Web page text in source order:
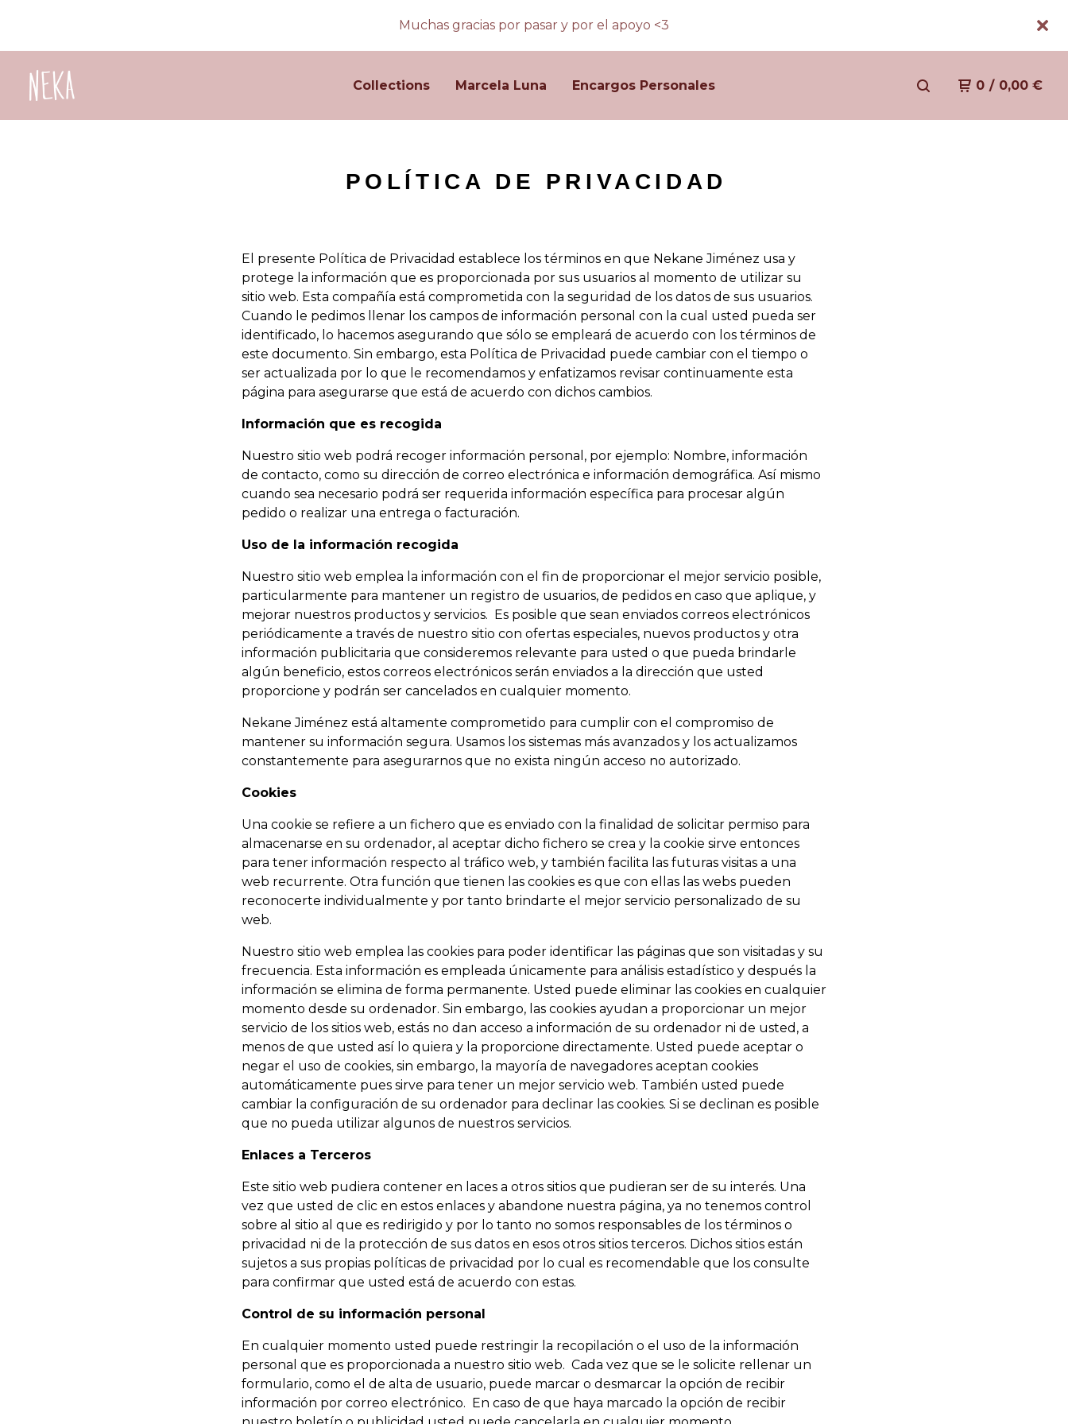
Muchas gracias por pasar y por el apoyo <3
Collections Marcela Luna Encargos Personales 0 / 0,00 €
POLÍTICA DE PRIVACIDAD
El presente Política de Privacidad establece los términos en que Nekane Jiménez usa y
protege la información que es proporcionada por sus usuarios al momento de utilizar su
sitio web. Esta compañía está comprometida con la seguridad de los datos de sus usuarios.
Cuando le pedimos llenar los campos de información personal con la cual usted pueda ser
identificado, lo hacemos asegurando que sólo se empleará de acuerdo con los términos de
este documento. Sin embargo, esta Política de Privacidad puede cambiar con el tiempo o
ser actualizada por lo que le recomendamos y enfatizamos revisar continuamente esta
página para asegurarse que está de acuerdo con dichos cambios.
Información que es recogida
Nuestro sitio web podrá recoger información personal, por ejemplo: Nombre, información
de contacto, como su dirección de correo electrónica e información demográfica. Así mismo
cuando sea necesario podrá ser requerida información específica para procesar algún
pedido o realizar una entrega o facturación.
Uso de la información recogida
Nuestro sitio web emplea la información con el fin de proporcionar el mejor servicio posible,
particularmente para mantener un registro de usuarios, de pedidos en caso que aplique, y
mejorar nuestros productos y servicios. Es posible que sean enviados correos electrónicos
periódicamente a través de nuestro sitio con ofertas especiales, nuevos productos y otra
información publicitaria que consideremos relevante para usted o que pueda brindarle
algún beneficio, estos correos electrónicos serán enviados a la dirección que usted
proporcione y podrán ser cancelados en cualquier momento.
Nekane Jiménez está altamente comprometido para cumplir con el compromiso de
mantener su información segura. Usamos los sistemas más avanzados y los actualizamos
constantemente para asegurarnos que no exista ningún acceso no autorizado.
Cookies
Una cookie se refiere a un fichero que es enviado con la finalidad de solicitar permiso para
almacenarse en su ordenador, al aceptar dicho fichero se crea y la cookie sirve entonces
para tener información respecto al tráfico web, y también facilita las futuras visitas a una
web recurrente. Otra función que tienen las cookies es que con ellas las webs pueden
reconocerte individualmente y por tanto brindarte el mejor servicio personalizado de su
web.
Nuestro sitio web emplea las cookies para poder identificar las páginas que son visitadas y su
frecuencia. Esta información es empleada únicamente para análisis estadístico y después la
información se elimina de forma permanente. Usted puede eliminar las cookies en cualquier
momento desde su ordenador. Sin embargo, las cookies ayudan a proporcionar un mejor
servicio de los sitios web, estás no dan acceso a información de su ordenador ni de usted, a
menos de que usted así lo quiera y la proporcione directamente. Usted puede aceptar o
negar el uso de cookies, sin embargo, la mayoría de navegadores aceptan cookies
automáticamente pues sirve para tener un mejor servicio web. También usted puede
cambiar la configuración de su ordenador para declinar las cookies. Si se declinan es posible
que no pueda utilizar algunos de nuestros servicios.
Enlaces a Terceros
Este sitio web pudiera contener en laces a otros sitios que pudieran ser de su interés. Una
vez que usted de clic en estos enlaces y abandone nuestra página, ya no tenemos control
sobre al sitio al que es redirigido y por lo tanto no somos responsables de los términos o
privacidad ni de la protección de sus datos en esos otros sitios terceros. Dichos sitios están
sujetos a sus propias políticas de privacidad por lo cual es recomendable que los consulte
para confirmar que usted está de acuerdo con estas.
Control de su información personal
En cualquier momento usted puede restringir la recopilación o el uso de la información
personal que es proporcionada a nuestro sitio web. Cada vez que se le solicite rellenar un
formulario, como el de alta de usuario, puede marcar o desmarcar la opción de recibir
información por correo electrónico. En caso de que haya marcado la opción de recibir